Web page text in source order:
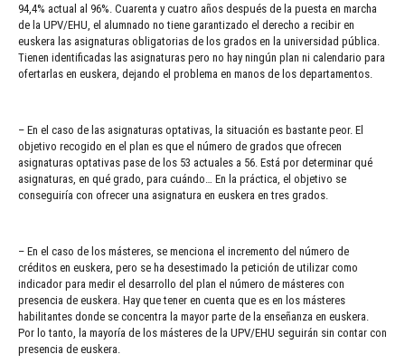
94,4% actual al 96%. Cuarenta y cuatro años después de la puesta en marcha
de la UPV/EHU, el alumnado no tiene garantizado el derecho a recibir en
euskera las asignaturas obligatorias de los grados en la universidad pública.
Tienen identificadas las asignaturas pero no hay ningún plan ni calendario para
ofertarlas en euskera, dejando el problema en manos de los departamentos.
– En el caso de las asignaturas optativas, la situación es bastante peor. El
objetivo recogido en el plan es que el número de grados que ofrecen
asignaturas optativas pase de los 53 actuales a 56. Está por determinar qué
asignaturas, en qué grado, para cuándo… En la práctica, el objetivo se
conseguiría con ofrecer una asignatura en euskera en tres grados.
– En el caso de los másteres, se menciona el incremento del número de
créditos en euskera, pero se ha desestimado la petición de utilizar como
indicador para medir el desarrollo del plan el número de másteres con
presencia de euskera. Hay que tener en cuenta que es en los másteres
habilitantes donde se concentra la mayor parte de la enseñanza en euskera.
Por lo tanto, la mayoría de los másteres de la UPV/EHU seguirán sin contar con
presencia de euskera.